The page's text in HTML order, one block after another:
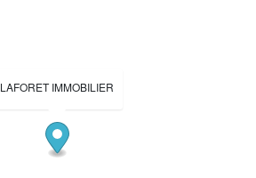
LAFORET IMMOBILIER